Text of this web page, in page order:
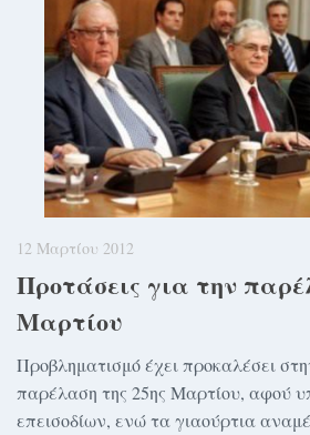
12 Μαρτίου 2012
Προτάσεις για την
Μαρτίου
Προβληματισμό έχει προκαλέσει
παρέλαση της 25ης Μαρτίου, αφού
επεισοδίων, ενώ τα γιαούρτια